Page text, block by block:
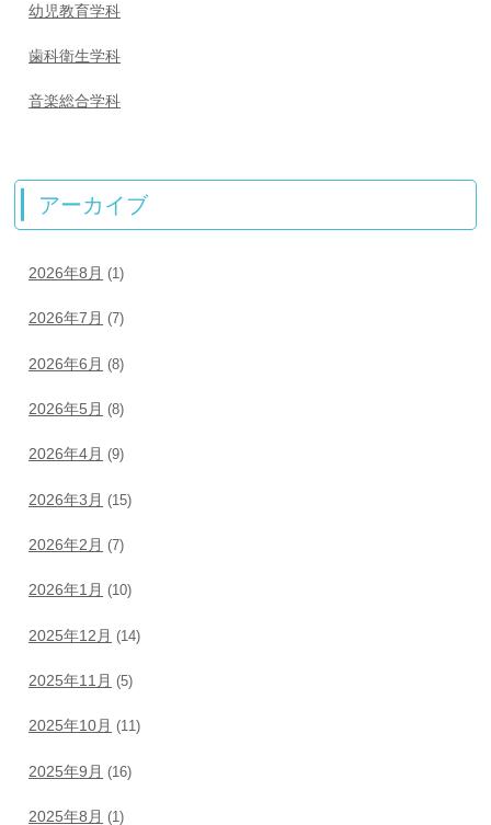
幼児教育学科
歯科衛生学科
音楽総合学科
アーカイブ
2026年8月 (1)
2026年7月 (7)
2026年6月 (8)
2026年5月 (8)
2026年4月 (9)
2026年3月 (15)
2026年2月 (7)
2026年1月 (10)
2025年12月 (14)
2025年11月 (5)
2025年10月 (11)
2025年9月 (16)
2025年8月 (1)